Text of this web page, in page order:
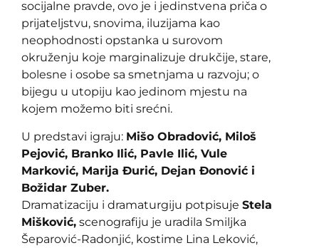
socijalne pravde, ovo je i jedinstvena priča o
prijateljstvu, snovima, iluzijama kao
neophodnosti opstanka u surovom
okruženju koje marginalizuje drukčije, stare,
bolesne i osobe sa smetnjama u razvoju; o
bijegu u utopiju kao jedinom mjestu na
kojem možemo biti srećni.
U predstavi igraju: Mišo Obradović, Miloš
Pejović, Branko Ilić, Pavle Ilić, Vule
Marković, Marija Đurić, Dejan Đonović i
Božidar Zuber.
Dramatizaciju i dramaturgiju potpisuje Stela
Mišković, scenografiju je uradila Smiljka
Šeparović-Radonjić, kostime Lina Leković,